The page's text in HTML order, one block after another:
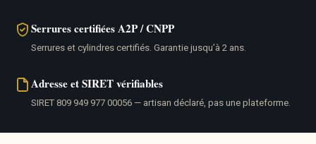
Serrures certifiées A2P / CNPP
Serrures et cylindres certifiés. Garantie jusqu’à 2 ans.
Adresse et SIRET vérifiables
SIRET 809 949 977 00056 — artisan déclaré, pas une plateforme.